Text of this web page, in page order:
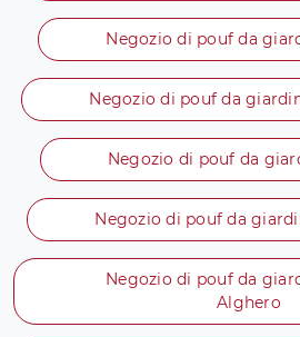
Negozio di pouf da
Negozio di pouf da
Negozio di pouf da
Negozio di pouf da
Negozio di pouf da
Alghero